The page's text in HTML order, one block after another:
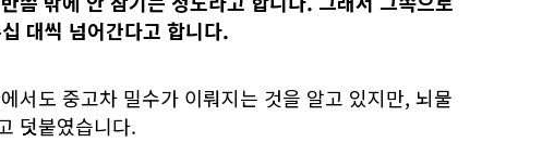
대씩 넘어간다고 합니다.
서도 중고차 밀수가 이뤄지는 것을 알고 있지만, 뇌물
덧붙였습니다.